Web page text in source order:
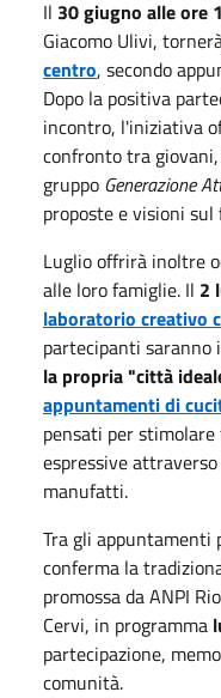
Il 30 giugno alle ore
Giacomo Ulivi,
centro, secondo
Dopo la positiva
incontro, l'iniziativa
confronto tra
gruppo Generazione
proposte e visioni
Luglio offrirà inoltre
alle loro famiglie. Il 2
laboratorio creativo
partecipanti
la propria "città
appuntamenti di
pensati per
espressive
manufatti.
Tra gli
conferma la
promossa da ANPI
Cervi, in programma
partecipazione,
comunità.